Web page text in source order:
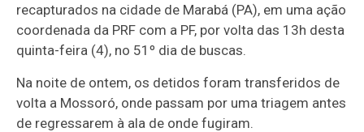
recapturados na cidade de Marabá (PA), em uma ação
coordenada da PRF com a PF, por volta das 13h desta
quinta-feira (4), no 51º dia de buscas.
Na noite de ontem, os detidos foram transferidos de
volta a Mossoró, onde passam por uma triagem antes
de regressarem à ala de onde fugiram.